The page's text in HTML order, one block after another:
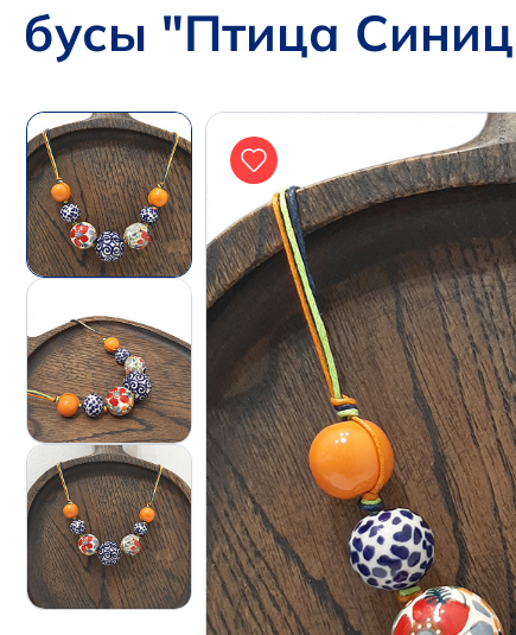
бусы "Птица